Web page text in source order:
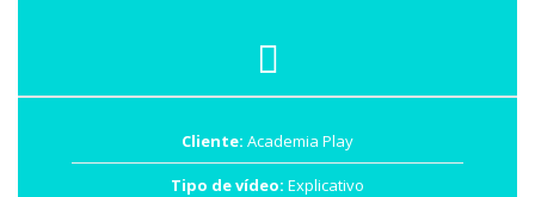
Cliente: Academia Play
Tipo de vídeo: Explicativo